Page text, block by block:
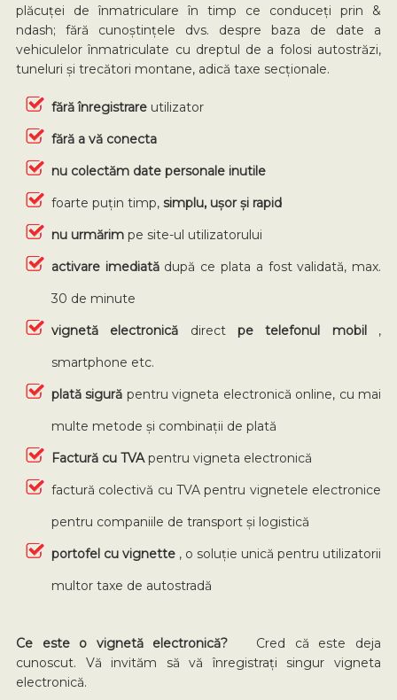
plăcuței de înmatriculare în timp ce conduceți prin &
ndash; fără cunoștințele dvs. despre baza de date a
vehiculelor înmatriculate cu dreptul de a folosi autostrăzi,
tuneluri și trecători montane, adică taxe secționale.
fără înregistrare utilizator
fără a vă conecta
nu colectăm date personale inutile
foarte puțin timp, simplu, ușor și rapid
nu urmărim pe site-ul utilizatorului
activare imediată după ce plata a fost validată, max.
30 de minute
vignetă electronică direct pe telefonul mobil ,
smartphone etc.
plată sigură pentru vigneta electronică online, cu mai
multe metode și combinații de plată
Factură cu TVApentru vigneta electronică
factură colectivă cu TVA pentru vignetele electronice
pentru companiile de transport și logistică
portofel cu vignette , o soluție unică pentru utilizatorii
multor taxe de autostradă
Ce este o vignetă electronică?
Cred că este deja
cunoscut. Vă invităm să vă înregistrați singur vigneta
electronică.